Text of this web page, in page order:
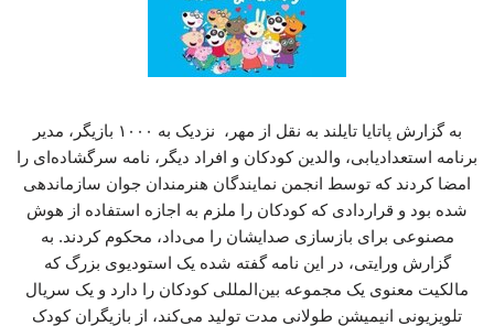
به گزارش پاتایا تایلند به نقل از مهر، نزدیک به ۱۰۰۰ بازیگر، مدیر
برنامه استعدادیابی، والدین کودکان و افراد دیگر، نامه سرگشاده‌ای را
امضا کردند که توسط انجمن نمایندگان هنرمندان جوان سازماندهی
شده بود و قراردادی که کودکان را ملزم به اجازه استفاده از هوش
مصنوعی برای بازسازی صدایشان را می‌داد، محکوم کردند. به
گزارش ورایتی، در این نامه گفته شده یک استودیوی بزرگ که
مالکیت معنوی یک مجموعه بین‌المللی کودکان را دارد و یک سریال
تلویزیونی انیمیشن طولانی مدت تولید می‌کند، از بازیگران کودک